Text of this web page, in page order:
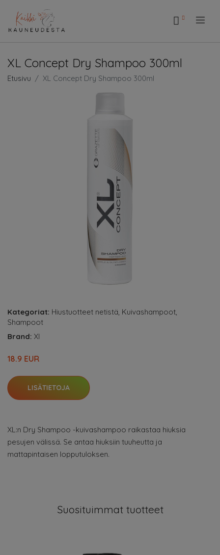
XL Concept Dry Shampoo 300ml
Etusivu XL Concept Dry Shampoo 300ml
Kategoriat: Hiustuotteet netistä, Kuivashampoot,
Shampoot
Brand: Xl
18.9 EUR
LISÄTIETOJA
XL:n Dry Shampoo -kuivashampoo raikastaa hiuksia
pesujen välissä. Se antaa hiuksiin tuuheutta ja
mattapintaisen lopputuloksen.
Suosituimmat tuotteet